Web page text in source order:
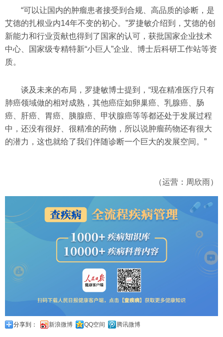
“可以让国内的肿瘤患者接受到合规、高品质的诊断，是
艾德的扎根业内14年不变的初心。”罗捷敏介绍到，艾德的创
新能力和行业贡献也得到了国家的认可，获批国家企业技术
中心、国家级专精特新“小巨人”企业、博士后科研工作站等资
质。
谈及未来的布局，罗捷敏博士提到，“现在精准医疗只有
肺癌领域做的相对成熟，其他癌症如卵巢癌、乳腺癌、肠
癌、肝癌、胃癌、胰腺癌、甲状腺癌等等都还处于发展过程
中，还没有很好、很精准的药物，所以说肿瘤药物还有很大
的潜力，这也就给了我们伴随诊断一个巨大的发展空间。”
（运营：周欣雨）
分享到： 新浪微博 QQ空间 腾讯微博